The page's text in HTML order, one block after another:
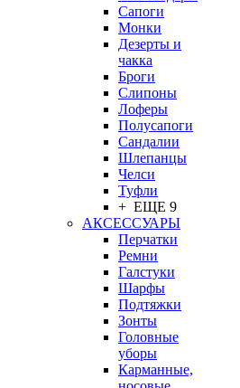
Сапоги
Монки
Дезерты и
чакка
Броги
Слипоны
Лоферы
Полусапоги
Сандалии
Шлепанцы
Челси
Туфли
+ ЕЩЕ 9
АКСЕССУАРЫ
Перчатки
Ремни
Галстуки
Шарфы
Подтяжки
Зонты
Головные
уборы
Карманные,